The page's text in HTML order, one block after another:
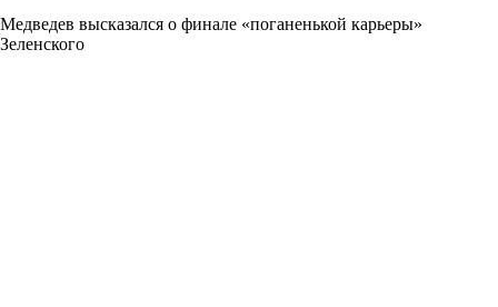
Медведев высказался о финале «поганенькой карьеры»
Зеленского